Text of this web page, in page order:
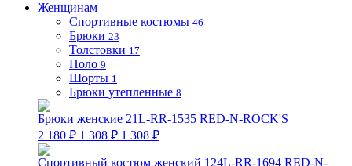
Женщинам
Спортивные костюмы 46
Брюки 23
Толстовки 17
Поло 9
Шорты 1
Брюки утепленные 8
Брюки женские 21L-RR-1535 RED-N-ROCK'S
2 180 ₽ 1 308 ₽ 1 308 ₽
Спортивный костюм женский 124L-RR-1694 RED-N-